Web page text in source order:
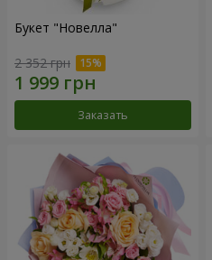
Букет "Новелла"
2 352 грн
Заказать